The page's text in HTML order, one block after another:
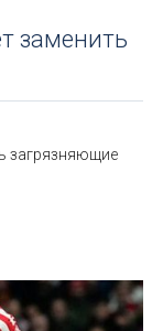
заменить
загрязняющие